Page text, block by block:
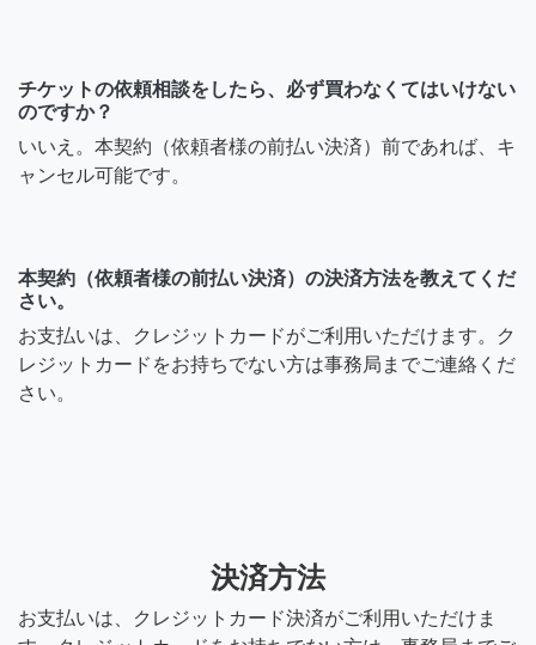
チケットの依頼相談をしたら、必ず買わなくてはいけない
のですか？
いいえ。本契約（依頼者様の前払い決済）前であれば、キ
ャンセル可能です。
本契約（依頼者様の前払い決済）の決済方法を教えてくだ
さい。
お支払いは、クレジットカードがご利用いただけます。ク
レジットカードをお持ちでない方は事務局までご連絡くだ
さい。
決済方法
お支払いは、クレジットカード決済がご利用いただけま